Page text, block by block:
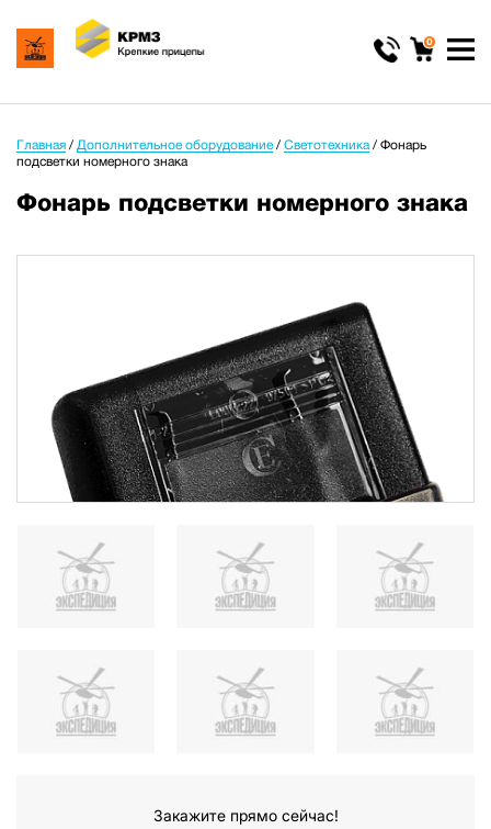
0
Главная / Дополнительное оборудование / Светотехника/ Фонарь
подсветки номерного знака
Фонарь подсветки номерного знака
Закажите прямо сейчас!